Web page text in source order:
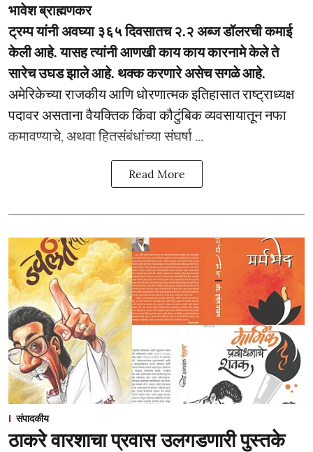
भावेश ब्राह्मणकर
ट्रम्प यांनी अवघ्या ३६५ दिवसातच २.२ अब्ज डॉलरची कमाई
केली आहे. यासह त्यांनी आणखी काय काय कारनामे केले ते
सारेच उघड झाले आहे. थक्क करणारे असेच सगळे आहे.
अमेरिकेच्या राजकीय आणि धोरणात्मक इतिहासात राष्ट्राध्यक्ष
पदावर असताना वैयक्तिक किंवा कौटुंबिक व्यवसायातून नफा
कमावण्याचे, अथवा हितसंबंधांच्या संघर्षा ...
Read More
संपादकीय
ठाकरे वारशाचा प्रवास उलगडणारी पुस्तके